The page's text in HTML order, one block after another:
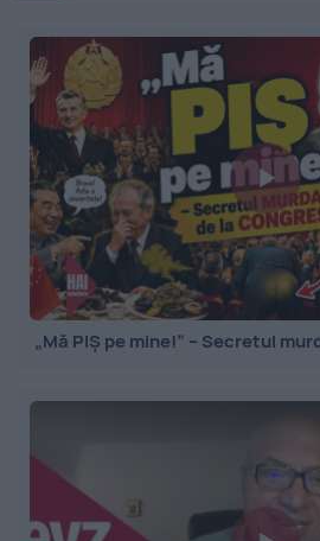
„Mă PIȘ pe mine!” – Secretul